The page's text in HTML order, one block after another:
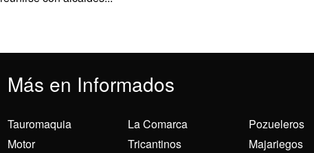
Más en Informados
Tauromaquia
Motor
La Comarca
Tricantinos
Pozueleros
Majariegos